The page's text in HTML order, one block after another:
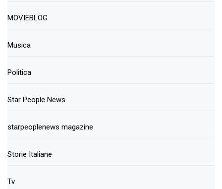
MOVIEBLOG
Musica
Politica
Star People News
starpeoplenews magazine
Storie Italiane
Tv